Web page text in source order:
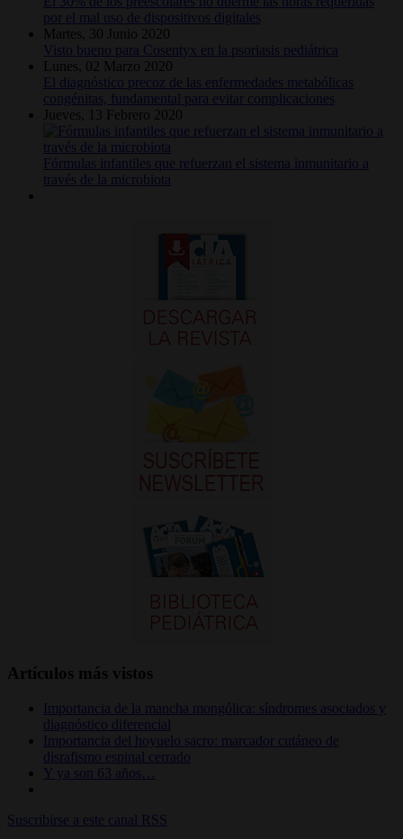
por el mal uso de dispositivos digitales
Martes, 30 Junio 2020
Visto bueno para Cosentyx en la psoriasis pediátrica
Lunes, 02 Marzo 2020
El diagnóstico precoz de las enfermedades metabólicas
congénitas, fundamental para evitar complicaciones
Jueves, 13 Febrero 2020
Fórmulas infantiles que refuerzan el sistema inmunitario a
través de la microbiota
Artículos más vistos
Importancia de la mancha mongólica: síndromes asociados y
diagnóstico diferencial
Importancia del hoyuelo sacro: marcador cutáneo de
disrafismo espinal cerrado
Y ya son 63 años…
Suscribirse a este canal RSS